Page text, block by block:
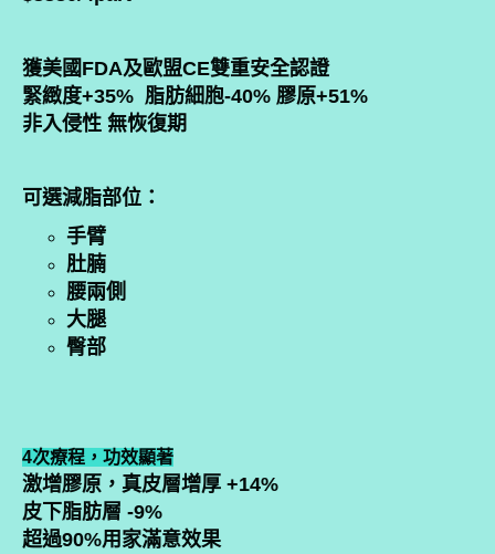
獲美國FDA及歐盟CE雙重安全認證
緊緻度+35% 脂肪細胞-40% 膠原+51%
非入侵性 無恢復期
可選減脂部位：
手臂
肚腩
腰兩側
大腿
臀部
4次療程，功效顯著
激增膠原，真皮層增厚 +14%
皮下脂肪層 -9%
超過90%用家滿意效果